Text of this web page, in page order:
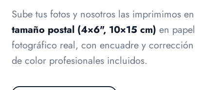
Sube tus fotos y nosotros las imprimimos en
tamaño postal (4×6", 10×15 cm) en papel
fotográfico real, con encuadre y corrección
de color profesionales incluidos.